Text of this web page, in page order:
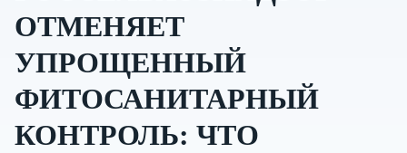
ОТМЕНЯЕТ
УПРОЩЕННЫЙ
ФИТОСАНИТАРНЫЙ
КОНТРОЛЬ: ЧТО